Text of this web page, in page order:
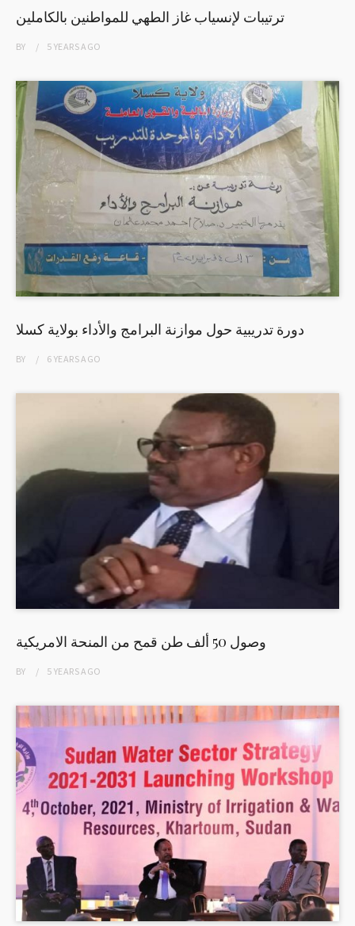
ترتيبات لإنسياب غاز الطهي للمواطنين بالكاملين
BY 5 YEARSAGO
دورة تدريبية حول موازنة البرامج والأداء بولاية كسلا
BY 6 YEARSAGO
وصول 50 ألف طن قمح من المنحة الامريكية
BY 5 YEARSAGO